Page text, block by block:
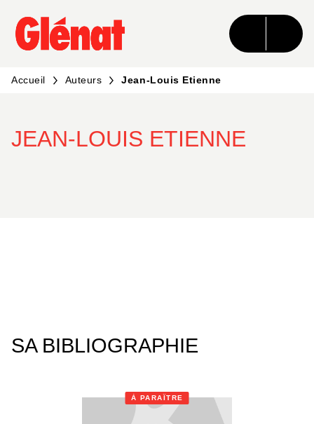
MENU RECHERCHE CONTENU
PIED DE PAGE
Accueil Auteurs Jean-Louis Etienne
JEAN-LOUIS ETIENNE
SA BIBLIOGRAPHIE
À PARAÎTRE